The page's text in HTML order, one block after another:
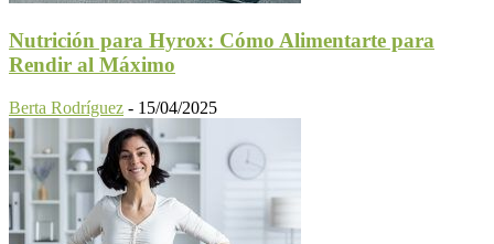
Nutrición para Hyrox: Cómo Alimentarte para
Rendir al Máximo
Berta Rodríguez - 15/04/2025